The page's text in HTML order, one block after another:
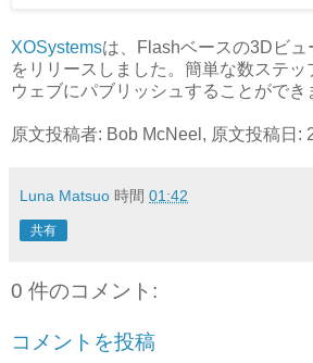
XOSystemsは、Flashベースの3Dビ
をリリースしました。簡単な数ステ
ウェブにパブリッシュすることができ
原文投稿者: Bob McNeel, 原文投稿日:
Luna Matsuo 時間 01:42
共有
0 件のコメント:
コメントを投稿